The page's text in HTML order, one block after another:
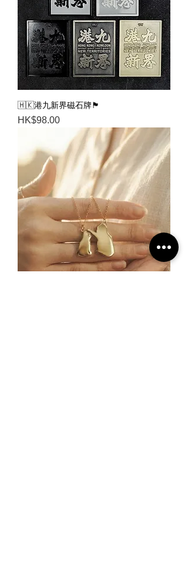
🇭🇰港九新界磁石牌🏴
Price
HK$98.00